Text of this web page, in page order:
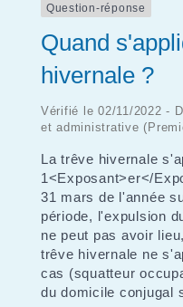
Question-réponse
Quand
hivernale ?
Vérifié le 02/11/2022 -
et administrative
La trêve hivernale
1<Exposant>er</
31 mars de l'année
période, l'expulsion
ne peut pas avoir
trêve hivernale ne
cas (squatteur
du domicile conjugal